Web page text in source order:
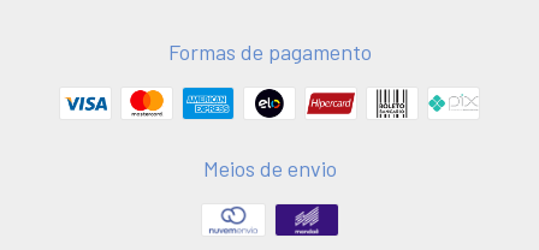
Formas de pagamento
Meios de envio